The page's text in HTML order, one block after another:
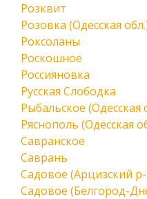
Розквит
Розовка (Одесская
Роксоланы
Роскошное
Россияновка
Русская Слободка
Рыбальское (Одесская
Ряснополь (Одесская
Савранское
Саврань
Садовое (Арцизский
Садовое (Белгород-